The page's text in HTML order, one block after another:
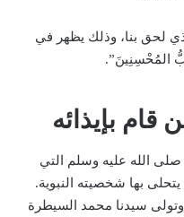
لحق بنا، وذلك يظهر في
المُحْسِنِينَ”.
بإيذائه
صلى الله عليه وسلم التي
بها شخصيته النبوية.
سيدنا محمد السيطرة